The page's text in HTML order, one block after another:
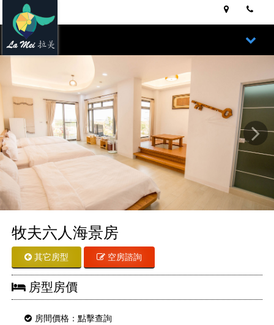
Next
牧夫六人海景房
其它房型 空房諮詢
房型房價
房間價格：點擊查詢